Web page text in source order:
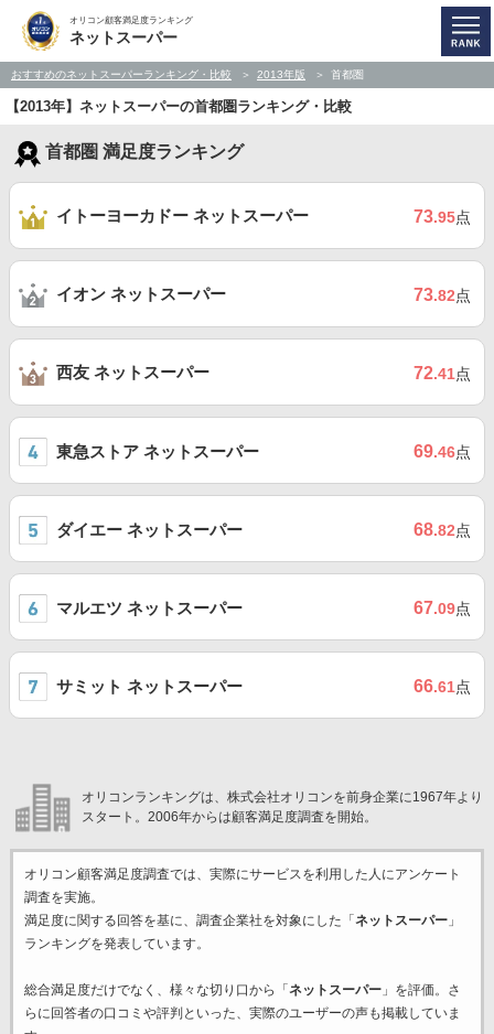
オリコン顧客満足度ランキング
ネットスーパー
おすすめのネットスーパーランキング・比較 2013年版 首都圏
【2013年】ネットスーパーの首都圏ランキング・比較
首都圏 満足度ランキング
イトーヨーカドー ネットスーパー 73.95点
イオン ネットスーパー 73.82点
西友 ネットスーパー 72.41点
東急ストア ネットスーパー 69.46点
ダイエー ネットスーパー 68.82点
マルエツ ネットスーパー 67.09点
サミット ネットスーパー 66.61点
オリコンランキングは、株式会社オリコンを前身企業に1967年より
スタート。2006年からは顧客満足度調査を開始。
オリコン顧客満足度調査では、実際にサービスを利用した 人にアンケート
調査を実施。
満足度に関する回答を基に、調査企業社を対象にした「 ネットスーパー」
ランキングを発表しています。
総合満足度だけでなく、様々な切り口から「 ネットスーパー」を評価。さ
らに回答者の口コミや評判といった、実際のユーザーの声も掲載していま